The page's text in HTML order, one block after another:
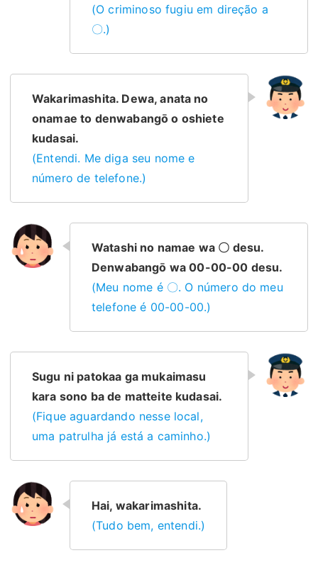
(O criminoso fugiu em direção a
〇.)
Wakarimashita. Dewa, anata no
onamae to denwabangō o oshiete
kudasai.
(Entendi. Me diga seu nome e
número de telefone.)
Watashi no namae wa 〇 desu.
Denwabangō wa 00-00-00 desu.
(Meu nome é 〇. O número do meu
telefone é 00-00-00.)
Sugu ni patokaa ga mukaimasu
kara sono ba de matteite kudasai.
(Fique aguardando nesse local,
uma patrulha já está a caminho.)
Hai, wakarimashita.
(Tudo bem, entendi.)